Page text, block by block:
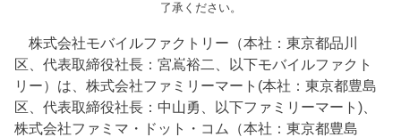
了承ください。
株式会社モバイルファクトリー（本社：東京都品川
区、代表取締役社長：宮嶌裕二、以下モバイルファクト
リー）は、株式会社ファミリーマート(本社：東京都豊島
区、代表取締役社長：中山勇、以下ファミリーマート)、
株式会社ファミマ・ドット・コム（本社：東京都豊島